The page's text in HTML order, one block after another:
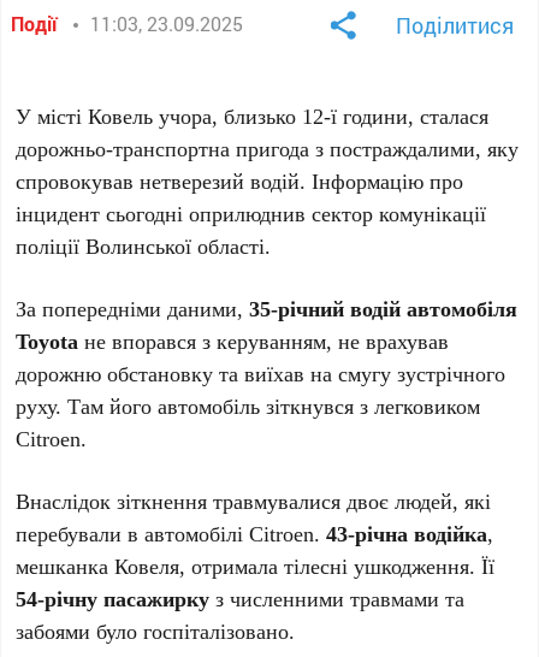
Події 11:03, 23.09.2025 Поділитися
У місті Ковель учора, близько 12-ї години, сталася
дорожньо-транспортна пригода з постраждалими, яку
спровокував нетверезий водій. Інформацію про
інцидент сьогодні оприлюднив сектор комунікації
поліції Волинської області.
За попередніми даними,35-річний водій автомобіля
Toyota не впорався з керуванням, не врахував
дорожню обстановку та виїхав на смугу зустрічного
руху. Там його автомобіль зіткнувся з легковиком
Citroen.
Внаслідок зіткнення травмувалися двоє людей, які
перебували в автомобілі Citroen.43-річна водійка,
мешканка Ковеля, отримала тілесні ушкодження. Її
54-річну пасажирку з численними травмами та
забоями було госпіталізовано.